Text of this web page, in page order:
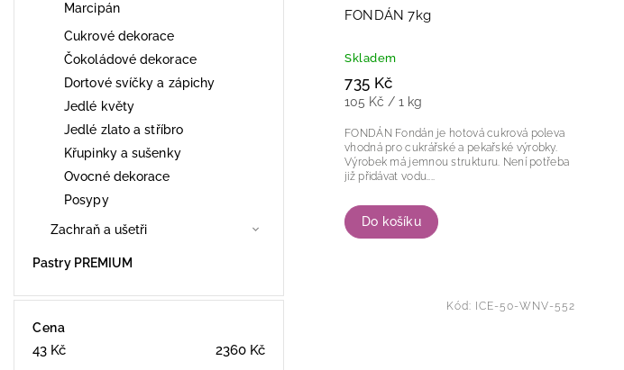
Marcipán
Cukrové dekorace
Čokoládové dekorace
Dortové svíčky a zápichy
Jedlé květy
Jedlé zlato a stříbro
Křupinky a sušenky
Ovocné dekorace
Posypy
Zachraň a ušetři
Pastry PREMIUM
Cena
43 Kč 2360 Kč
FONDÁN 7kg
Skladem
735 Kč
105 Kč / 1 kg
Do košíku
FONDÁN Fondán je hotová cukrová poleva
vhodná pro cukrářské a pekařské výrobky.
Výrobek má jemnou strukturu. Není potřeba
již přidávat vodu....
Kód: ICE-50-WNV-552